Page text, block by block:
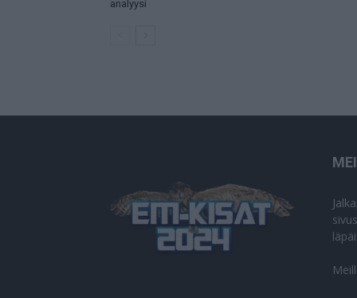
analyysi